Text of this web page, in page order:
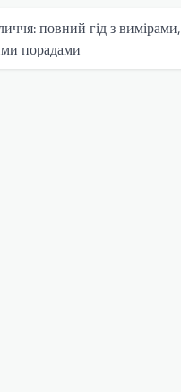
повний гід з вимірами,
порадами